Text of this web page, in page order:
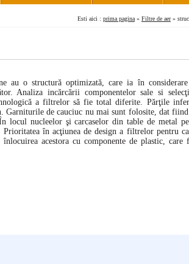
Esti aici : prima pagina» Filtre de aer»
o structură optimizată, care ia în considerare
Analiza incărcării componentelor sale si
a filtrelor să fie total diferite. Părţile
Garniturile de cauciuc nu mai sunt folosite, dat
locul nucleelor şi carcaselor din table de metal
în acţiunea de design a filtrelor pentru
acestora cu componente de plastic, care